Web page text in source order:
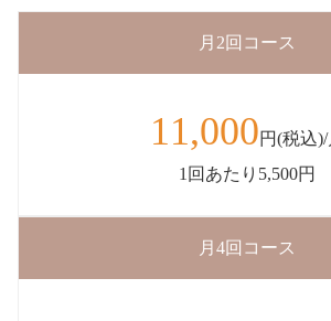
月2回コース
11,000円(税込)/
1回あたり5,500円
月4回コース